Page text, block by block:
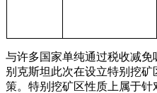
与许多国家单纯通过税收减
别克斯坦此次在设立特别挖
策。特别挖矿区性质上属于